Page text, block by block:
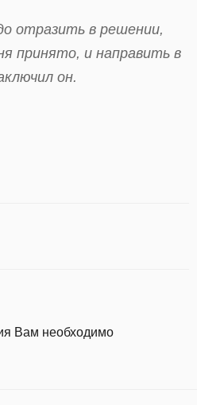
отразить в решении,
принято, и направить в
он.
Вам необходимо